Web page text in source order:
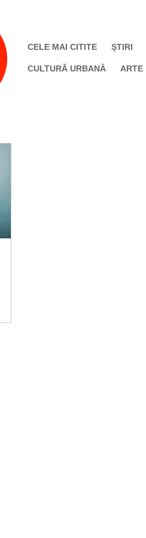
CELE MAI CITITE ŞTIRI
CULTURĂ URBANĂ ARTE